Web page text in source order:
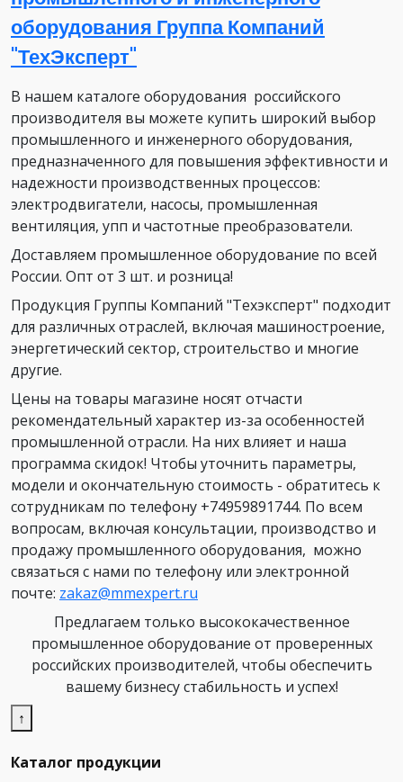
оборудования Группа Компаний
"ТехЭксперт"
В нашем каталоге оборудования российского
производителя вы можете купить широкий выбор
промышленного и инженерного оборудования,
предназначенного для повышения эффективности и
надежности производственных процессов:
электродвигатели, насосы, промышленная
вентиляция, упп и частотные преобразователи.
Доставляем промышленное оборудование по всей
России. Опт от 3 шт. и розница!
Продукция Группы Компаний "Техэксперт" подходит
для различных отраслей, включая машиностроение,
энергетический сектор, строительство и многие
другие.
Цены на товары магазине носят отчасти
рекомендательный характер из-за особенностей
промышленной отрасли. На них влияет и наша
программа скидок! Чтобы уточнить параметры,
модели и окончательную стоимость - обратитесь к
сотрудникам по телефону +74959891744. По всем
вопросам, включая консультации, производство и
продажу промышленного оборудования, можно
связаться с нами по телефону или электронной
почте: zakaz@mmexpert.ru
Предлагаем только высококачественное
промышленное оборудование от проверенных
российских производителей, чтобы обеспечить
вашему бизнесу стабильность и успех!
↑
Каталог продукции